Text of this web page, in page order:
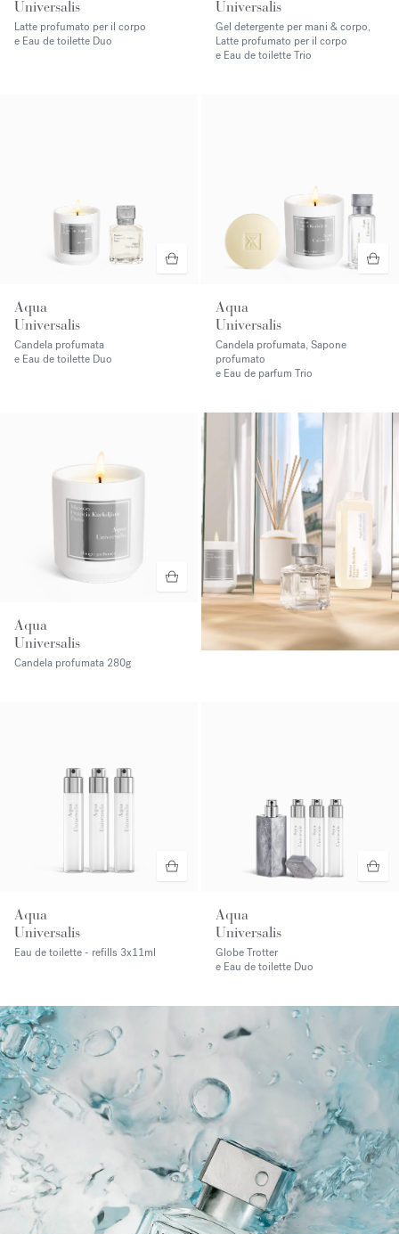
Universalis
Latte profumato per il corpo
e Eau de toilette Duo
Universalis
Gel detergente per mani & corpo,
Latte profumato per il corpo
e Eau de toilette Trio
Aqua
Universalis
Candela profumata
e Eau de toilette Duo
Aqua
Universalis
Candela profumata, Sapone
profumato
e Eau de parfum Trio
Aqua
Universalis
Candela profumata 280g
Aqua
Universalis
Eau de toilette - refills 3x11ml
Aqua
Universalis
Globe Trotter
e Eau de toilette Duo